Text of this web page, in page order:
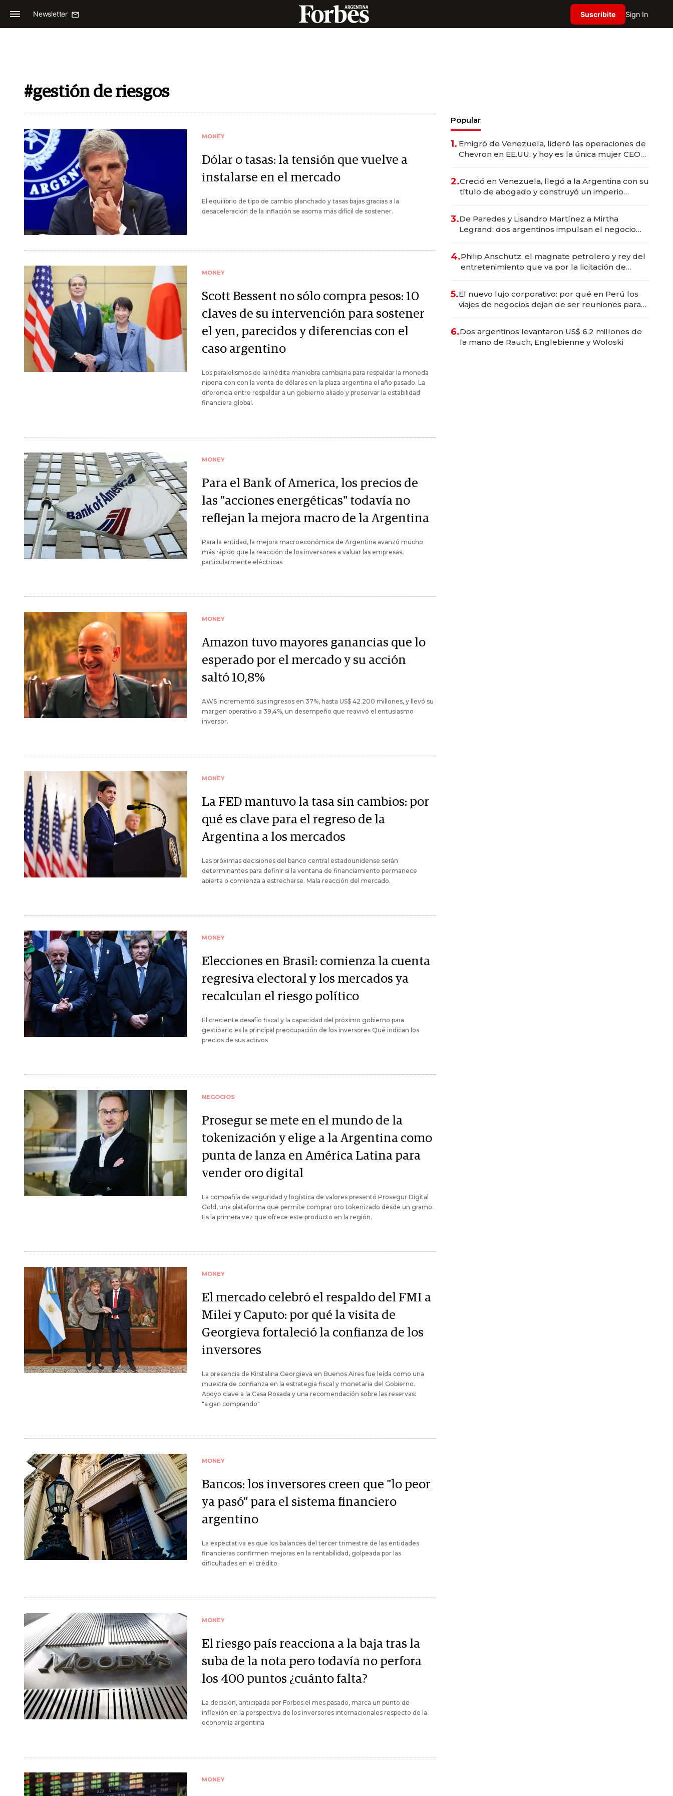
Newsletter Suscribite Sign In
#gestión de riesgos
MONEY
Dólar o tasas: la tensión que vuelve a
instalarse en el mercado
El equilibrio de tipo de cambio planchado y tasas bajas gracias a la
desaceleración de la inflación se asoma más difícil de sostener.
MONEY
Scott Bessent no sólo compra pesos: 10
claves de su intervención para sostener
el yen, parecidos y diferencias con el
caso argentino
Los paralelismos de la inédita maniobra cambiaria para respaldar la moneda
nipona con con la venta de dólares en la plaza argentina el año pasado. La
diferencia entre respaldar a un gobierno aliado y preservar la estabilidad
financiera global.
MONEY
Para el Bank of America, los precios de
las "acciones energéticas" todavía no
reflejan la mejora macro de la Argentina
Para la entidad, la mejora macroeconómica de Argentina avanzó mucho
más rápido que la reacción de los inversores a valuar las empresas,
particularmente eléctricas
MONEY
Amazon tuvo mayores ganancias que lo
esperado por el mercado y su acción
saltó 10,8%
AWS incrementó sus ingresos en 37%, hasta US$ 42.200 millones, y llevó su
margen operativo a 39,4%, un desempeño que reavivó el entusiasmo
inversor.
MONEY
La FED mantuvo la tasa sin cambios: por
qué es clave para el regreso de la
Argentina a los mercados
Las próximas decisiones del banco central estadounidense serán
determinantes para definir si la ventana de financiamiento permanece
abierta o comienza a estrecharse. Mala reacción del mercado.
MONEY
Elecciones en Brasil: comienza la cuenta
regresiva electoral y los mercados ya
recalculan el riesgo político
El creciente desafío fiscal y la capacidad del próximo gobierno para
gestioarlo es la principal preocupación de los inversores Qué indican los
precios de sus activos
NEGOCIOS
Prosegur se mete en el mundo de la
tokenización y elige a la Argentina como
punta de lanza en América Latina para
vender oro digital
La compañía de seguridad y logística de valores presentó Prosegur Digital
Gold, una plataforma que permite comprar oro tokenizado desde un gramo.
Es la primera vez que ofrece este producto en la región.
MONEY
El mercado celebró el respaldo del FMI a
Milei y Caputo: por qué la visita de
Georgieva fortaleció la confianza de los
inversores
La presencia de Kirstalina Georgieva en Buenos Aires fue leída como una
muestra de confianza en la estrategia fiscal y monetaria del Gobierno.
Apoyo clave a la Casa Rosada y una recomendación sobre las reservas:
"sigan comprando"
MONEY
Bancos: los inversores creen que "lo peor
ya pasó" para el sistema financiero
argentino
La expectativa es que los balances del tercer trimestre de las entidades
financieras confirmen mejoras en la rentabilidad, golpeada por las
dificultades en el crédito.
MONEY
El riesgo país reacciona a la baja tras la
suba de la nota pero todavía no perfora
los 400 puntos ¿cuánto falta?
La decisión, anticipada por Forbes el mes pasado, marca un punto de
inflexión en la perspectiva de los inversores internacionales respecto de la
economía argentina
MONEY
Popular
1. Emigró de Venezuela, lideró las operaciones de
Chevron en EE.UU. y hoy es la única mujer CEO
2.Creció en Venezuela, llegó a la Argentina con su
título de abogado y construyó un imperio
3.De Paredes y Lisandro Martínez a Mirtha
Legrand: dos argentinos impulsan el negocio
4.Philip Anschutz, el magnate petrolero y rey del
entretenimiento que va por la licitación de
5.El nuevo lujo corporativo: por qué en Perú los
viajes de negocios dejan de ser reuniones para
6.Dos argentinos levantaron US$ 6,2 millones de
la mano de Rauch, Englebienne y Woloski